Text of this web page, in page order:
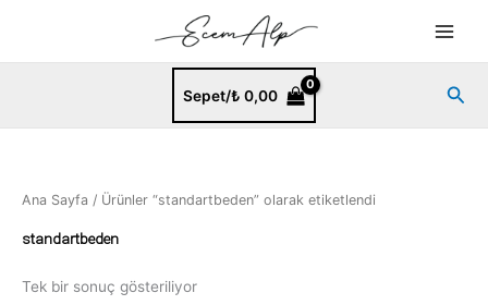
Sepet/₺ 0,00
Ana Sayfa / Ürünler “standartbeden” olarak etiketlendi
standartbeden
Tek bir sonuç gösteriliyor